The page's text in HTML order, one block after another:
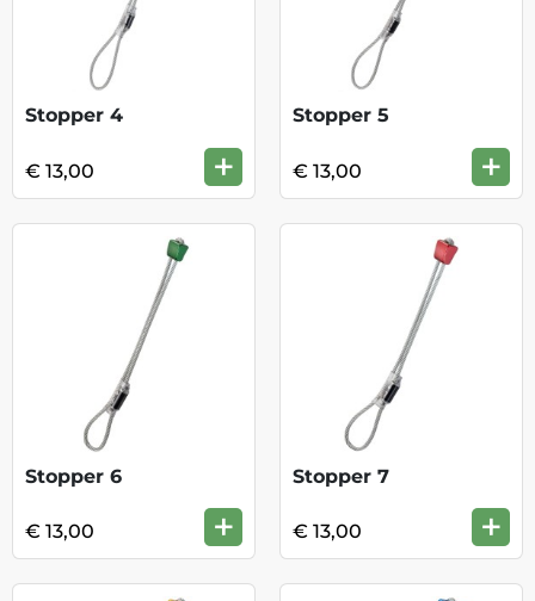
Stopper 4
€ 13,00 +
Stopper 5
€ 13,00 +
Stopper 6
€ 13,00 +
Stopper 7
€ 13,00 +